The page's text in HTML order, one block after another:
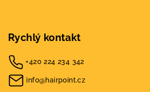
Rychlý kontakt
+420 224 234 342
info@hairpoint.cz